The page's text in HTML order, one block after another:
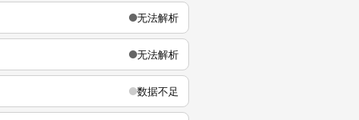
无法解析
无法解析
数据不足